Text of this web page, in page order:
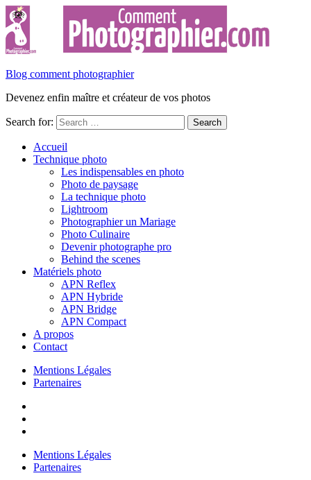
Blog comment photographier
Devenez enfin maître et créateur de vos photos
Search for:
Accueil
Technique photo
Les indispensables en photo
Photo de paysage
La technique photo
Lightroom
Photographier un Mariage
Photo Culinaire
Devenir photographe pro
Behind the scenes
Matériels photo
APN Reflex
APN Hybride
APN Bridge
APN Compact
A propos
Contact
Mentions Légales
Partenaires
Mentions Légales
Partenaires